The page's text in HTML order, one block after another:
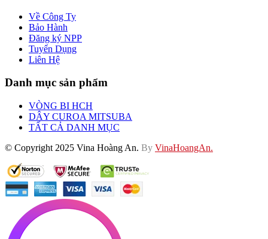
Về Công Ty
Bảo Hành
Đăng ký NPP
Tuyển Dụng
Liên Hệ
Danh mục sản phẩm
VÒNG BI HCH
DÂY CUROA MITSUBA
TẤT CẢ DANH MỤC
© Copyright 2025 Vina Hoàng An. By VinaHoangAn.